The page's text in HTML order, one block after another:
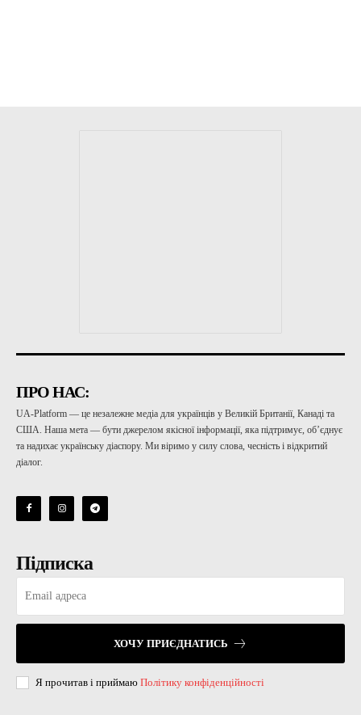
ПРО НАС:
UA-Platform — це незалежне медіа для українців у Великій Британії, Канаді та
США. Наша мета — бути джерелом якісної інформації, яка підтримує, об’єднує
та надихає українську діаспору. Ми віримо у силу слова, чесність і відкритий
діалог.
Підписка
ХОЧУ ПРИЄДНАТИСЬ
Я прочитав і приймаю Політику конфіденційності